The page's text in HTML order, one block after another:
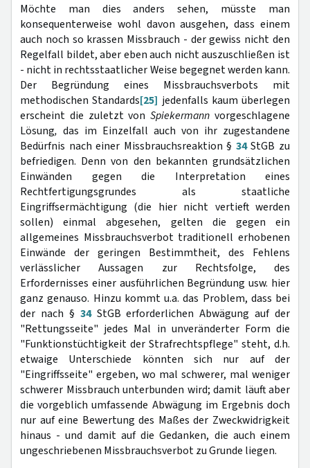
Möchte man dies anders sehen, müsste man
konsequenterweise wohl davon ausgehen, dass einem
auch noch so krassen Missbrauch - der gewiss nicht den
Regelfall bildet, aber eben auch nicht auszuschließen ist
- nicht in rechtsstaatlicher Weise begegnet werden kann.
Der Begründung eines Missbrauchsverbots mit
methodischen Standards[25] jedenfalls kaum überlegen
erscheint die zuletzt vonSpiekermann vorgeschlagene
Lösung, das im Einzelfall auch von ihr zugestandene
Bedürfnis nach einer Missbrauchsreaktion § 34StGB zu
befriedigen. Denn von den bekannten grundsätzlichen
Einwänden gegen die Interpretation eines
Rechtfertigungsgrundes als staatliche
Eingriffsermächtigung (die hier nicht vertieft werden
sollen) einmal abgesehen, gelten die gegen ein
allgemeines Missbrauchsverbot traditionell erhobenen
Einwände der geringen Bestimmtheit, des Fehlens
verlässlicher Aussagen zur Rechtsfolge, des
Erfordernisses einer ausführlichen Begründung usw. hier
ganz genauso. Hinzu kommt u.a. das Problem, dass bei
der nach § 34StGB erforderlichen Abwägung auf der
"Rettungsseite" jedes Mal in unveränderter Form die
"Funktionstüchtigkeit der Strafrechtspflege" steht, d.h.
etwaige Unterschiede könnten sich nur auf der
"Eingriffsseite" ergeben, wo mal schwerer, mal weniger
schwerer Missbrauch unterbunden wird; damit läuft aber
die vorgeblich umfassende Abwägung im Ergebnis doch
nur auf eine Bewertung des Maßes der Zweckwidrigkeit
hinaus - und damit auf die Gedanken, die auch einem
ungeschriebenen Missbrauchsverbot zu Grunde liegen.